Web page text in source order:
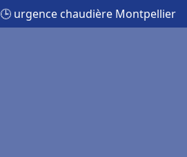
🕒 urgence chaudière Montpellier